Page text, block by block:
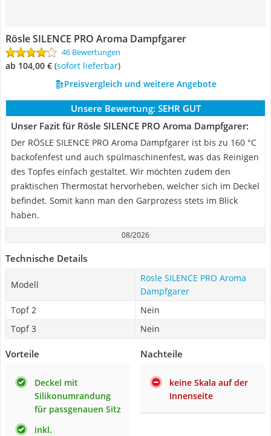
Rösle SILENCE PRO Aroma Dampfgarer
46 Bewertungen
ab 104,00 € ( Sofort lieferbar)
Preisvergleich und weitere Angebote
Unsere Bewertung: SEHR GUT
Unser Fazit für Rösle SILENCE PRO Aroma Dampfgarer:
Der RÖSLE SILENCE PRO Aroma Dampfgarer ist bis zu 160 °C
backofenfest und auch spülmaschinenfest, was das Reinigen
des Topfes einfach gestaltet. Wir möchten zudem den
praktischen Thermostat hervorheben, welcher sich im Deckel
befindet. Somit kann man den Garprozess stets im Blick
haben.
08/2026
Technische Details
Modell
Rösle SILENCE PRO Aroma
Dampfgarer
Topf 2
Nein
Topf 3
Nein
Vorteile
Deckel mit
Silikonumrandung
für passgenauen Sitz
inkl.
Nachteile
keine Skala auf der
Innenseite